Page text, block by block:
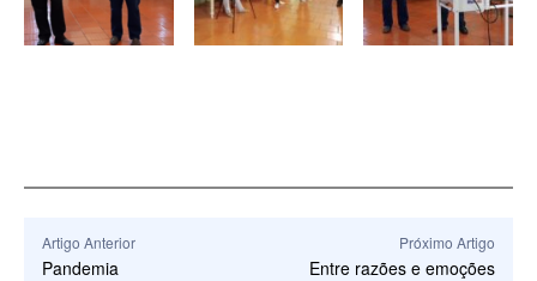
Artigo Anterior
Pandemia
Próximo Artigo
Entre razões e emoções